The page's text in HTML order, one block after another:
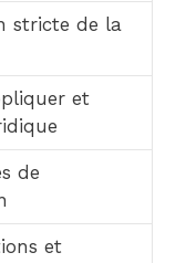
stricte de la
et
de
et